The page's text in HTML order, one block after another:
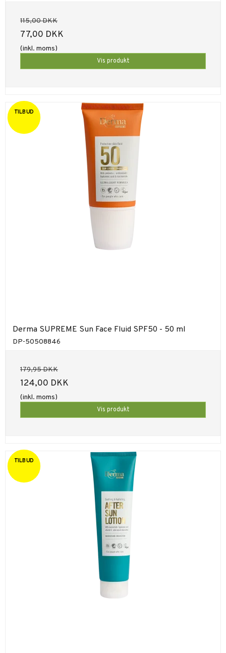
115,00 DKK
77,00 DKK
(inkl. moms)
Vis produkt
TILBUD
Derma SUPREME Sun Face Fluid SPF50 - 50 ml
DP-50508846
179,95 DKK
124,00 DKK
(inkl. moms)
Vis produkt
TILBUD